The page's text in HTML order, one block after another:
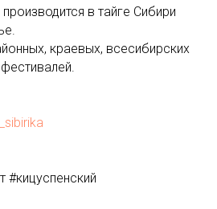
в тайге Сибири
краевых, всесибирских
#кицуспенский